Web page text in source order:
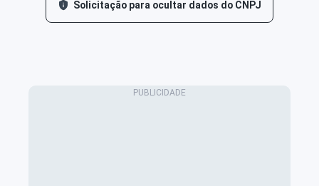
Solicitação para ocultar dados do CNPJ